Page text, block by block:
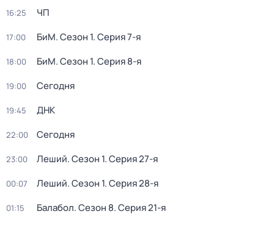
16:25 ЧП
17:00 БиМ. Сезон 1. Серия 7-я
18:00 БиМ. Сезон 1. Серия 8-я
19:00 Сегодня
19:45 ДНК
22:00 Сегодня
23:00 Леший. Сезон 1. Серия 27-я
00:07 Леший. Сезон 1. Серия 28-я
01:15 Балабол. Сезон 8. Серия 21-я